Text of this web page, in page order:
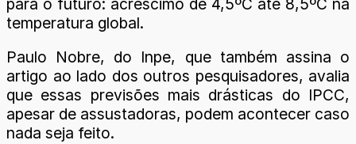
para o futuro: acréscimo de 4,5ºC até 8,5ºC na
temperatura global.
Paulo Nobre, do Inpe, que também assina o
artigo ao lado dos outros pesquisadores, avalia
que essas previsões mais drásticas do IPCC,
apesar de assustadoras, podem acontecer caso
nada seja feito.